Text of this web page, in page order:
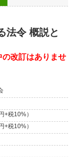
法令 概説と
の改訂はありませ
+税10%）
+税10%）